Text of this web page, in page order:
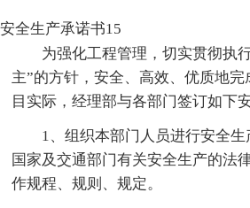
安全生产承诺书15
为强化工程管理，切实贯彻执
主”的方针，安全、高效、优质地
目实际，经理部与各部门签订如下
1、组织本部门人员进行安全
国家及交通部门有关安全生产的法
作规程、规则、规定。